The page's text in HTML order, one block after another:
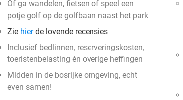
Of ga wandelen, fietsen of speel een
potje golf op de golfbaan naast het park
Zie hierde lovende recensies
Inclusief bedlinnen, reserveringskosten,
toeristenbelasting én overige heffingen
Midden in de bosrijke omgeving, echt
even samen!